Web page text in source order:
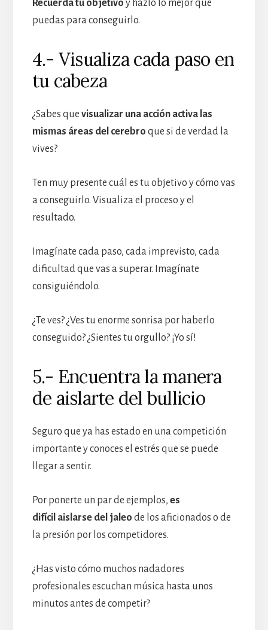
Recuerda tu objetivo y hazlo lo mejor que
puedas para conseguirlo.
4.- Visualiza cada paso en
tu cabeza
¿Sabes que visualizar una acción activa las
mismas áreas del cerebro que si de verdad la
vives?
Ten muy presente cuál es tu objetivo y cómo vas
a conseguirlo. Visualiza el proceso y el
resultado.
Imagínate cada paso, cada imprevisto, cada
dificultad que vas a superar. Imagínate
consiguiéndolo.
¿Te ves? ¿Ves tu enorme sonrisa por haberlo
conseguido? ¿Sientes tu orgullo? ¡Yo sí!
5.- Encuentra la manera
de aislarte del bullicio
Seguro que ya has estado en una competición
importante y conoces el estrés que se puede
llegar a sentir.
Por ponerte un par de ejemplos, es
difícil aislarse del jaleo de los aficionados o de
la presión por los competidores.
¿Has visto cómo muchos nadadores
profesionales escuchan música hasta unos
minutos antes de competir?